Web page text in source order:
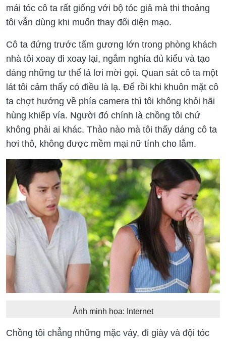
mái tóc cô ta rất giống với bộ tóc giả mà thi thoảng
tôi vẫn dùng khi muốn thay đổi diện mạo.
Cô ta đứng trước tấm gương lớn trong phòng khách
nhà tôi xoay đi xoay lại, ngắm nghía đủ kiểu và tạo
dáng những tư thế lả lơi mời gọi. Quan sát cô ta một
lát tôi cảm thấy có điều là lạ. Để rồi khi khuôn mặt cô
ta chợt hướng về phía camera thì tôi không khỏi hãi
hùng khiếp vía. Người đó chính là chồng tôi chứ
không phải ai khác. Thảo nào mà tôi thấy dáng cô ta
hơi thô, không được mềm mại nữ tính cho lắm.
Ảnh minh họa: Internet
Chồng tôi chẳng những mặc váy, đi giày và đội tóc